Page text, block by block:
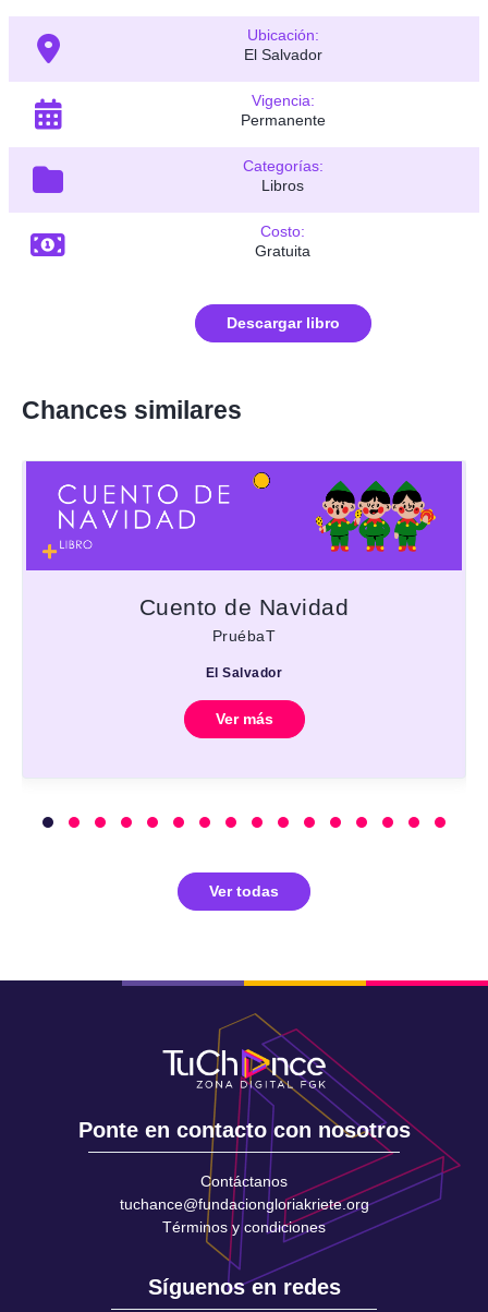
Ubicación:
El Salvador
Vigencia:
Permanente
Categorías:
Libros
Costo:
Gratuita
Descargar libro
Chances similares
Cuento de Navidad
PruébaT
El Salvador
Ver más
Ver todas
Ponte en contacto con nosotros
Contáctanos
tuchance@fundaciongloriakriete.org
Términos y condiciones
Síguenos en redes